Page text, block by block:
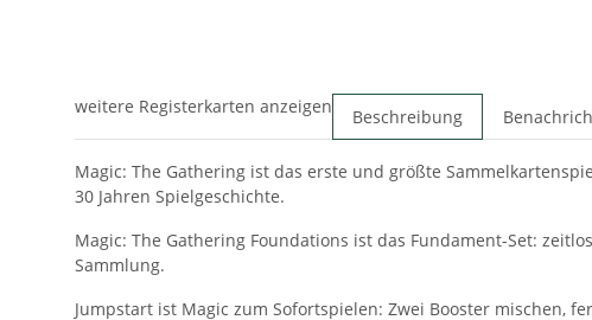
weitere Registerkarten anzeigen Beschreibung
Magic: The Gathering ist das erste und größte
30 Jahren Spielgeschichte.
Magic: The Gathering Foundations ist das Fundament-Set:
Sammlung.
Jumpstart ist Magic zum Sofortspielen: Zwei Booster mischen,